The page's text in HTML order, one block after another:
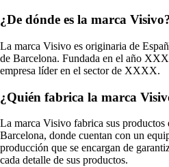
¿De dónde es la marca
La marca Visivo es originaria de
de Barcelona. Fundada en el año
empresa líder en el sector de XXXX.
¿Quién fabrica la marca
La marca Visivo fabrica sus productos
Barcelona, donde cuentan con un
producción que se encargan de
cada detalle de sus productos.